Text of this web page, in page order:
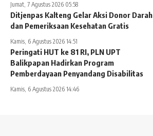
Jumat, 7 Agustus 2026 05:58
Ditjenpas Kalteng Gelar Aksi Donor Darah
dan Pemeriksaan Kesehatan Gratis
Kamis, 6 Agustus 2026 14:51
Peringati HUT ke 81 RI, PLN UPT
Balikpapan Hadirkan Program
Pemberdayaan Penyandang Disabilitas
Kamis, 6 Agustus 2026 14:46